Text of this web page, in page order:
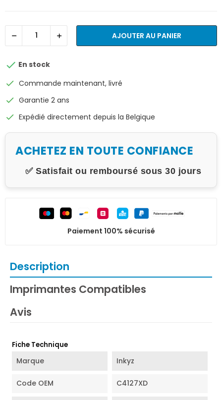
AJOUTER AU PANIER
 En stock
check Commande maintenant, livré
check Garantie 2 ans
check Expédié directement depuis la Belgique
ACHETEZ EN TOUTE CONFIANCE
✅ Satisfait ou remboursé sous 30 jours
Paiement 100% sécurisé
Description
Imprimantes Compatibles
Avis
Fiche Technique
Marque Inkyz
Code OEM C4127XD